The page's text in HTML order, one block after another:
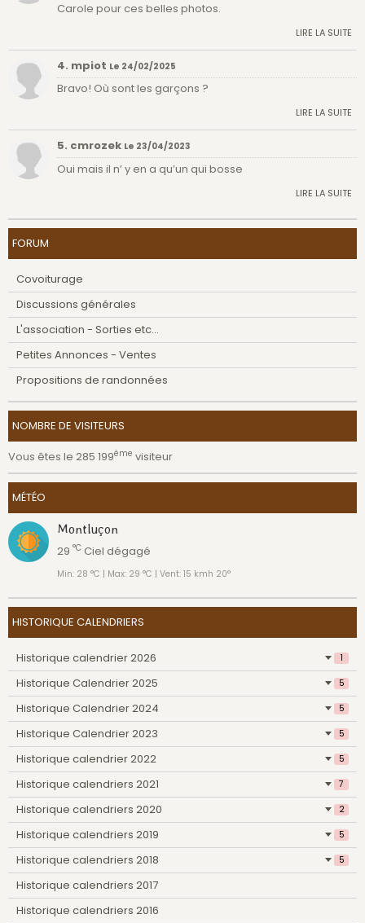
Carole pour ces belles photos.
LIRE LA SUITE
4. mpiot Le 24/02/2025
Bravo! Où sont les garçons ?
LIRE LA SUITE
5. cmrozek Le 23/04/2023
Oui mais il n’ y en a qu’un qui bosse
LIRE LA SUITE
FORUM
Covoiturage
Discussions générales
L'association - Sorties etc...
Petites Annonces - Ventes
Propositions de randonnées
NOMBRE DE VISITEURS
Vous êtes le 285 199ème visiteur
MÉTÉO
Montluçon
29 °C Ciel dégagé
Min: 28 °C | Max: 29 °C | Vent: 15 kmh 20°
HISTORIQUE CALENDRIERS
Historique calendrier 2026 1
Historique Calendrier 2025 5
Historique Calendrier 2024 5
Historique Calendrier 2023 5
Historique calendrier 2022 5
Historique calendriers 2021 7
Historique calendriers 2020 2
Historique calendriers 2019 5
Historique calendriers 2018 5
Historique calendriers 2017
Historique calendriers 2016